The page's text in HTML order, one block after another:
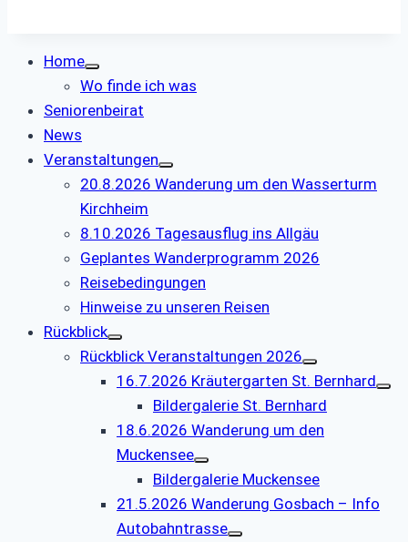
Home
Wo finde ich was
Seniorenbeirat
News
Veranstaltungen
20.8.2026 Wanderung um den Wasserturm
Kirchheim
8.10.2026 Tagesausflug ins Allgäu
Geplantes Wanderprogramm 2026
Reisebedingungen
Hinweise zu unseren Reisen
Rückblick
Rückblick Veranstaltungen 2026
16.7.2026 Kräutergarten St. Bernhard
Bildergalerie St. Bernhard
18.6.2026 Wanderung um den
Muckensee
Bildergalerie Muckensee
21.5.2026 Wanderung Gosbach – Info
Autobahntrasse